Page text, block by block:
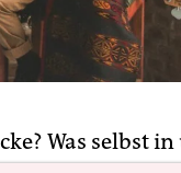
Was selbst